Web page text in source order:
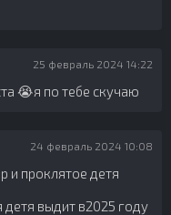
25 февраль 2024 14:22
😭я по тебе скучаю
24 февраль 2024 10:08
и проклятое детя
детя выдит в2025 году